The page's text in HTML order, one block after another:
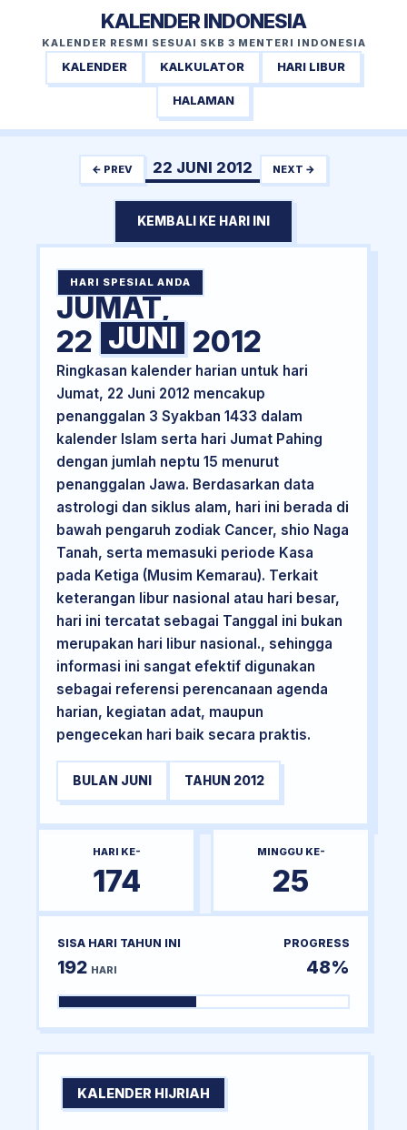
KALENDER INDONESIA
KALENDER RESMI SESUAI SKB 3 MENTERI INDONESIA
KALENDER KALKULATOR HARI LIBUR
HALAMAN
← PREV 22 JUNI 2012 NEXT →
KEMBALI KE HARI INI
HARI SPESIAL ANDA
JUMAT,
22 JUNI 2012
Ringkasan kalender harian untuk hari
Jumat, 22 Juni 2012 mencakup
penanggalan 3 Syakban 1433 dalam
kalender Islam serta hari Jumat Pahing
dengan jumlah neptu 15 menurut
penanggalan Jawa. Berdasarkan data
astrologi dan siklus alam, hari ini berada di
bawah pengaruh zodiak Cancer, shio Naga
Tanah, serta memasuki periode Kasa
pada Ketiga (Musim Kemarau). Terkait
keterangan libur nasional atau hari besar,
hari ini tercatat sebagai Tanggal ini bukan
merupakan hari libur nasional., sehingga
informasi ini sangat efektif digunakan
sebagai referensi perencanaan agenda
harian, kegiatan adat, maupun
pengecekan hari baik secara praktis.
BULAN JUNI TAHUN 2012
HARI KE-
174
MINGGU KE-
25
SISA HARI TAHUN INI
192 HARI
PROGRESS
48%
KALENDER HIJRIAH